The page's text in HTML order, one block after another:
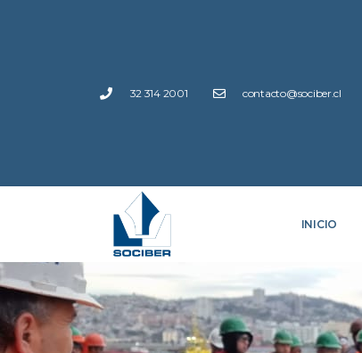
32 314 2001 contacto@sociber.cl
INICIO